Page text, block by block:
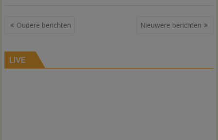
Berichtennavigatie
Oudere berichten Nieuwere berichten
LIVE